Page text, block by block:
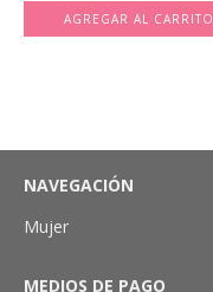
AGREGAR AL CARRITO
NAVEGACIÓN
Mujer
MEDIOS DE PAGO